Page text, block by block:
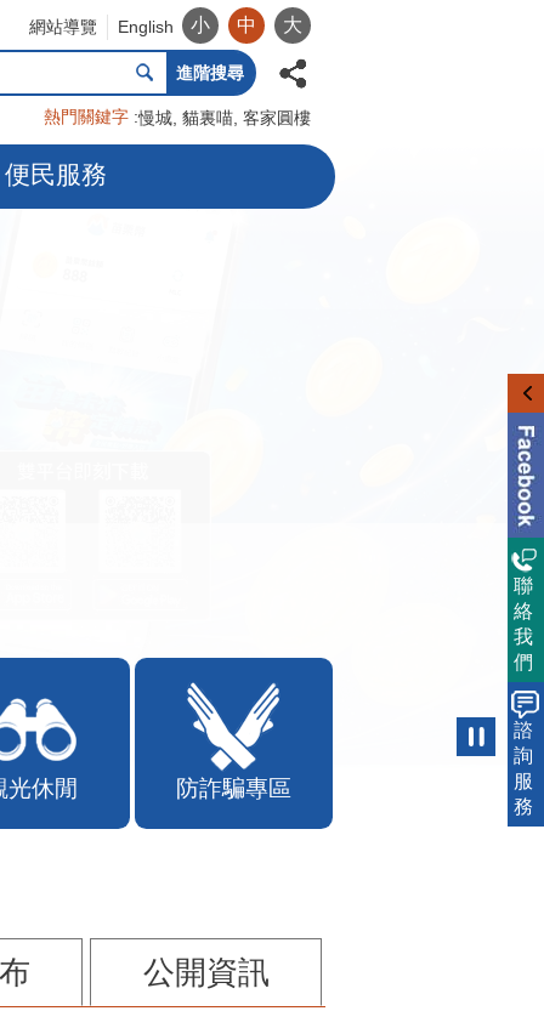
網站導覽 English 小 中 大
進階搜尋
熱門關鍵字 慢城 貓裏喵 客家圓樓
便民服務
光休閒 防詐騙專區
公開資訊
聯
絡
我
們
諮
詢
服
務